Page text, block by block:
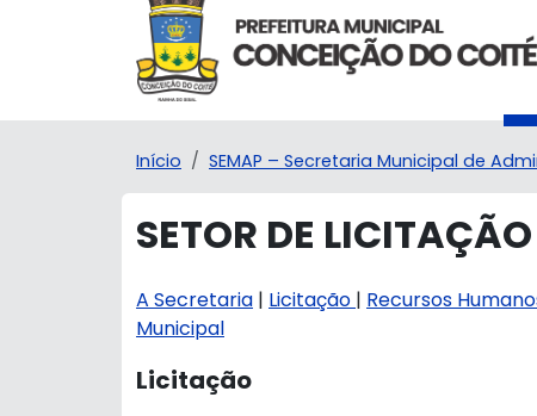
Início SEMAP – Secretaria Municipal de
SETOR DE LICITAÇÃO
A Secretaria | Licitação | Recursos
Municipal
Licitação